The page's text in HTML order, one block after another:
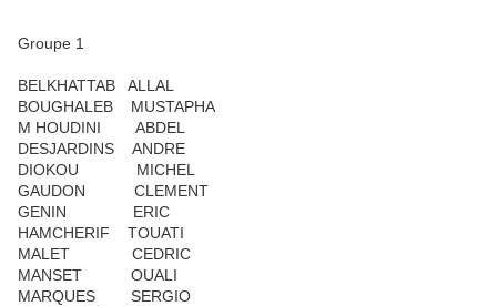
Groupe 1
BELKHATTAB ALLAL
BOUGHALEB MUSTAPHA
M HOUDINI ABDEL
DESJARDINS ANDRE
DIOKOU MICHEL
GAUDON CLEMENT
GENIN ERIC
HAMCHERIF TOUATI
MALET CEDRIC
MANSET OUALI
MARQUES SERGIO